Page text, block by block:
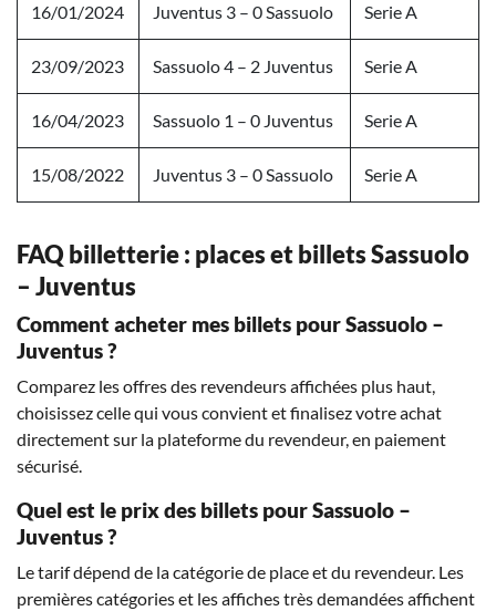
16/01/2024 Juventus 3 – 0 Sassuolo Serie A
23/09/2023 Sassuolo 4 – 2 Juventus Serie A
16/04/2023 Sassuolo 1 – 0 Juventus Serie A
15/08/2022 Juventus 3 – 0 Sassuolo Serie A
FAQ billetterie : places et billets Sassuolo
– Juventus
Comment acheter mes billets pour Sassuolo –
Juventus ?
Comparez les offres des revendeurs affichées plus haut,
choisissez celle qui vous convient et finalisez votre achat
directement sur la plateforme du revendeur, en paiement
sécurisé.
Quel est le prix des billets pour Sassuolo –
Juventus ?
Le tarif dépend de la catégorie de place et du revendeur. Les
premières catégories et les affiches très demandées affichent